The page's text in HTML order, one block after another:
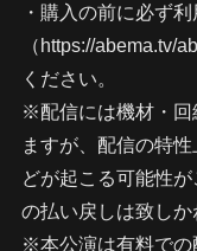
・購入の前に必ず
（https://abema.tv/
ください。
※配信には機材・回
ますが、配信の特
どが起こる可能性
の払い戻しは致しか
※本公演は有料での